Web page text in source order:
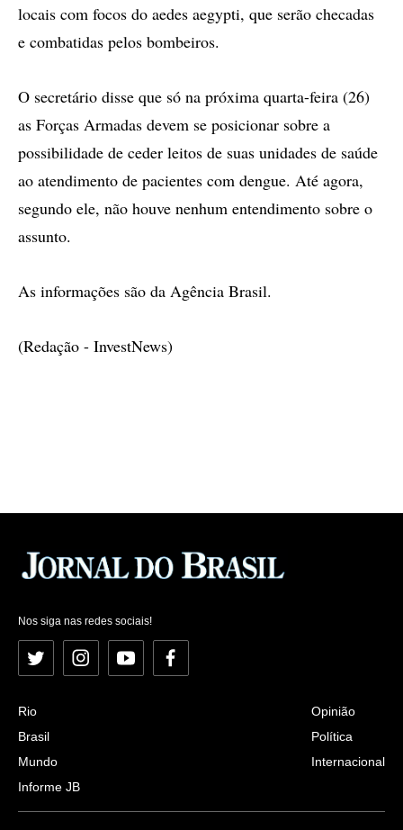
locais com focos do aedes aegypti, que serão checadas
e combatidas pelos bombeiros.
O secretário disse que só na próxima quarta-feira (26)
as Forças Armadas devem se posicionar sobre a
possibilidade de ceder leitos de suas unidades de saúde
ao atendimento de pacientes com dengue. Até agora,
segundo ele, não houve nenhum entendimento sobre o
assunto.
As informações são da Agência Brasil.
(Redação - InvestNews)
Nos siga nas redes sociais!
Twitter InstagramYouTubeFacebook
Rio
Brasil
Mundo
Informe JB
Opinião
Política
Internacional